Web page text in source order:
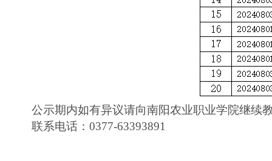
公示期内如有异议请向南阳农业职业学院继续
联系电话： 0377-63393891